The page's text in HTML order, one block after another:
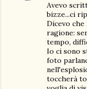
Avevo
bizze...ci
Dicevo che
ragione:
tempo,
Io ci sono
foto
toccherà